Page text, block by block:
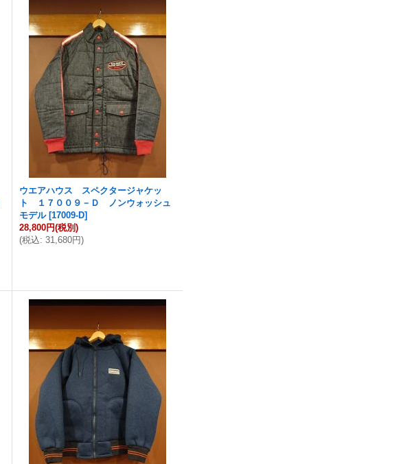
ウエアハウス スペクタージャケッ
ト １７００９－Ｄ ノンウォッシュ
モデル [17009-D]
28,800円(税別)
(税込: 31,680円)